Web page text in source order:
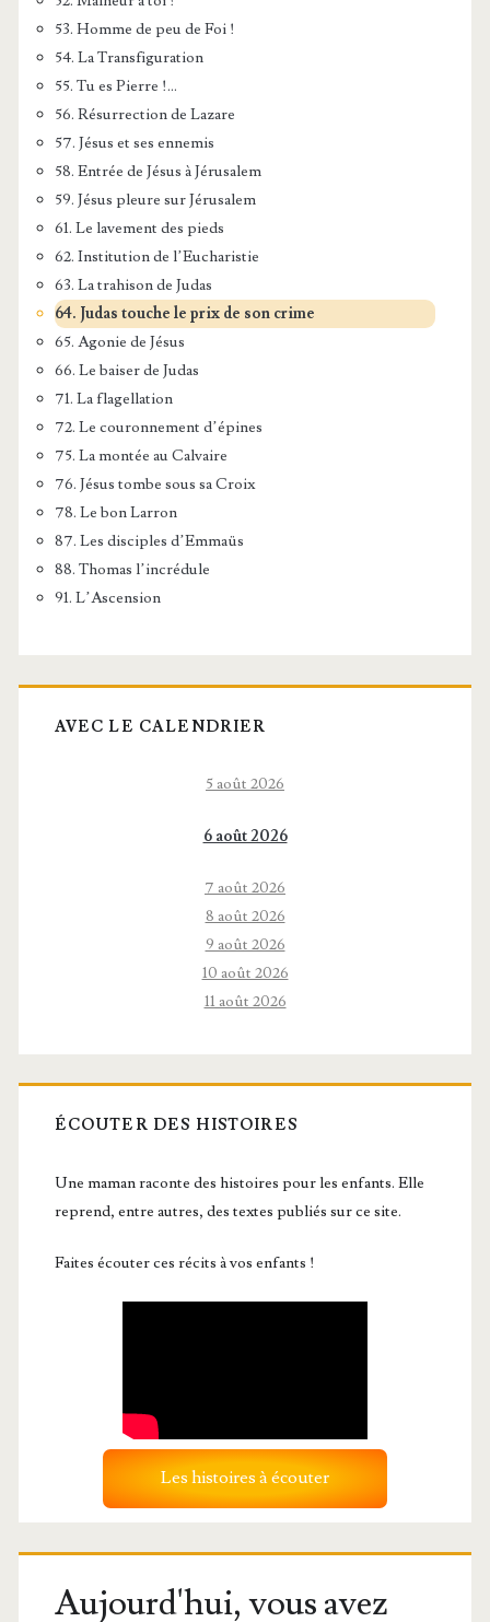
53. Homme de peu de Foi !
54. La Transfiguration
55. Tu es Pierre !…
56. Résurrection de Lazare
57. Jésus et ses ennemis
58. Entrée de Jésus à Jérusalem
59. Jésus pleure sur Jérusalem
61. Le lavement des pieds
62. Institution de l’Eucharistie
63. La trahison de Judas
64. Judas touche le prix de son crime
65. Agonie de Jésus
66. Le baiser de Judas
71. La flagellation
72. Le couronnement d’épines
75. La montée au Calvaire
76. Jésus tombe sous sa Croix
78. Le bon Larron
87. Les disciples d’Emmaüs
88. Thomas l’incrédule
91. L’Ascension
AVEC LE CALENDRIER
5 août 2026
6 août 2026
7 août 2026
8 août 2026
9 août 2026
10 août 2026
11 août 2026
ÉCOUTER DES HISTOIRES
Une maman raconte des histoires pour les enfants. Elle
reprend, entre autres, des textes publiés sur ce site.
Faites écouter ces récits à vos enfants !
Les histoires à écouter
Aujourd'hui, vous avez